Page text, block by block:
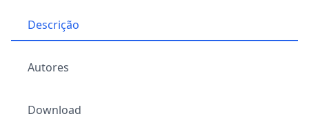
Descrição
Autores
Download